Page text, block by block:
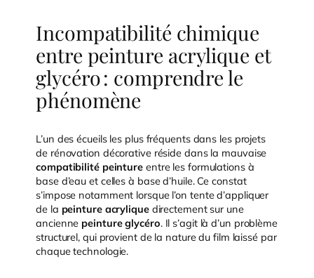
Incompatibilité chimique
entre peinture acrylique et
glycéro : comprendre le
phénomène
L’un des écueils les plus fréquents dans les projets
de rénovation décorative réside dans la mauvaise
compatibilité peinture entre les formulations à
base d’eau et celles à base d’huile. Ce constat
s’impose notamment lorsque l’on tente d’appliquer
de la peinture acryliquedirectement sur une
ancienne peinture glycéro. Il s’agit là d’un problème
structurel, qui provient de la nature du film laissé par
chaque technologie.